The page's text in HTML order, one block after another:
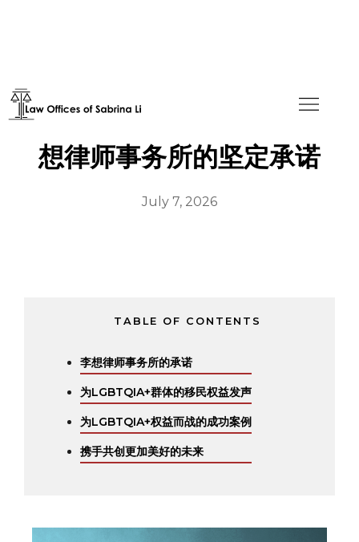
庆祝LGBTQIA+纪念月：李
想律师事务所的坚定承诺
July 7, 2026
TABLE OF CONTENTS
李想律师事务所的承诺
为LGBTQIA+群体的移民权益发声
为LGBTQIA+权益而战的成功案例
携手共创更加美好的未来